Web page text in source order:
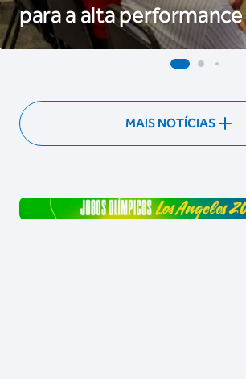
para a alta
MAIS NOTÍCIAS